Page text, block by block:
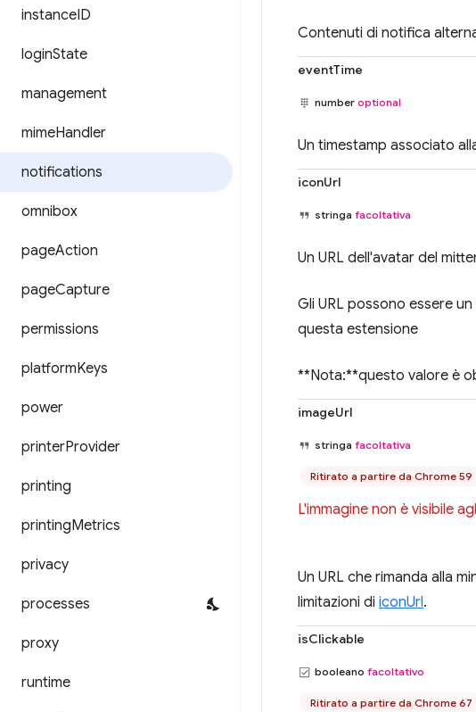
instanceID
loginState
management
mimeHandler
notifications
omnibox
pageAction
pageCapture
permissions
platformKeys
power
printerProvider
printing
printingMetrics
privacy
processes
proxy
runtime
Contenuti di notifica
eventTime
number optional
Un timestamp associato
iconUrl
stringa facoltativa
Un URL dell'avatar del
Gli URL possono essere
questa estensione
**Nota:**questo valore è
imageUrl
stringa facoltativa
Ritirato a partire da Chrome 59
L'immagine non è visibile
Un URL che rimanda alla
limitazioni di iconUrl.
isClickable
booleano facoltativo
Ritirato a partire da Chrome 67